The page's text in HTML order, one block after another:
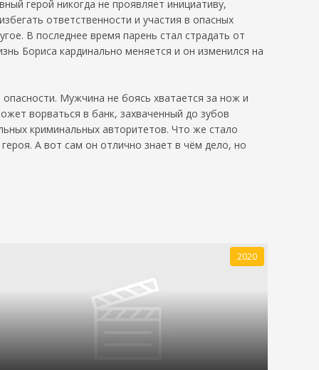
герой никогда не проявляет инициативу,
ответственности и участия в опасных
В последнее время парень стал страдать от
Бориса кардинально меняется и он изменился на
Мужчина не боясь хватается за нож и
ворваться в банк, захваченный до зубов
криминальных авторитетов. Что же стало
А вот сам он отлично знает в чём дело, но
2020